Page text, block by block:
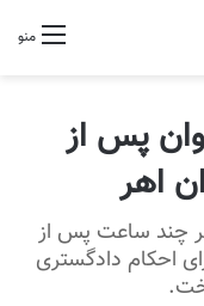
منو
پس از
اهر
چند ساعت پس از
احکام دادگستری